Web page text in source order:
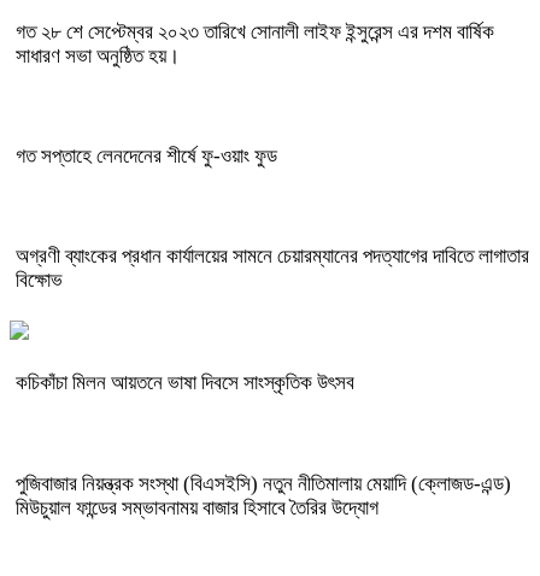
গত ২৮ শে সেপ্টেম্বর ২০২৩ তারিখে সোনালী লাইফ ইন্সুরেন্স এর দশম বার্ষিক
সাধারণ সভা অনুষ্ঠিত হয়।
গত সপ্তাহে লেনদেনের শীর্ষে ফু-ওয়াং ফুড
অগ্রণী ব্যাংকের প্রধান কার্যালয়ের সামনে চেয়ারম্যানের পদত্যাগের দাবিতে লাগাতার
বিক্ষোভ
কচিকাঁচা মিলন আয়তনে ভাষা দিবসে সাংস্কৃতিক উৎসব
পুজিবাজার নিয়ন্ত্রক সংস্থা (বিএসইসি) নতুন নীতিমালায় মেয়াদি (ক্লোজড-এন্ড)
মিউচুয়াল ফান্ডের সম্ভাবনাময় বাজার হিসাবে তৈরির উদ্যোগ